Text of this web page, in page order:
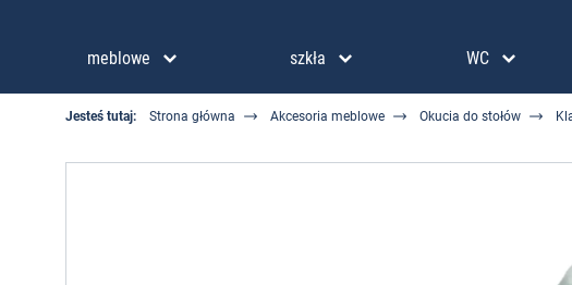
meblowe szkła WC
Jesteś tutaj: Strona główna Akcesoria meblowe Okucia do stołów